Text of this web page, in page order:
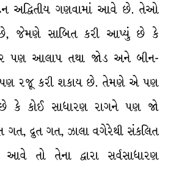
અદ્વિતીય ગણવામાં આવે છે. તેઓ
છે, જેમણે સાબિત કરી આપ્યું છે કે
પણ આલાપ તથા જોડ અને બીન-
રજૂ કરી શકાય છે. તેમણે એ પણ
કે કોઈ સાધારણ રાગને પણ જો
ગત, દ્રુત ગત, ઝાલા વગેરેથી સંકલિત
તો તેના દ્વારા સર્વસાધારણ